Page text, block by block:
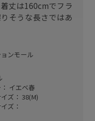
丈は160cmでフラ
そうな長さではあ
ンモール
イエベ春
ズ： 38(M)
ズ：